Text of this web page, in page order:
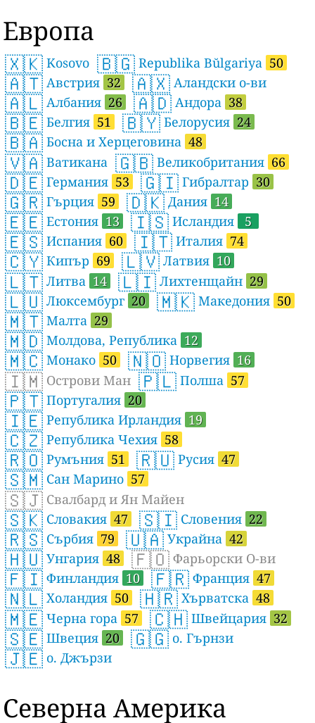
Европа
🇽🇰 Kosovo 🇧🇬 Republika Bŭlgariya 50
🇦🇹 Австрия 32 🇦🇽 Аландски о-ви
🇦🇱 Албания 26 🇦🇩 Андора 38
🇧🇪 Белгия 51 🇧🇾 Белорусия 24
🇧🇦 Босна и Херцеговина 48
🇻🇦 Ватикана 🇬🇧 Великобритания 66
🇩🇪 Германия 53 🇬🇮 Гибралтар 30
🇬🇷 Гърция 59 🇩🇰 Дания 14
🇪🇪 Естония 13 🇮🇸 Исландия 5
🇪🇸 Испания 60 🇮🇹 Италия 74
🇨🇾 Кипър 69 🇱🇻 Латвия 10
🇱🇹 Литва 14 🇱🇮 Лихтенщайн 29
🇱🇺 Люксембург 20 🇲🇰 Македония 50
🇲🇹 Малта 29
🇲🇩 Молдова, Република 12
🇲🇨 Монако 50 🇳🇴 Норвегия 16
🇮🇲 Острови Ман 🇵🇱 Полша 57
🇵🇹 Португалия 20
🇮🇪 Република Ирландия 19
🇨🇿 Република Чехия 58
🇷🇴 Румъния 51 🇷🇺 Русия 47
🇸🇲 Сан Марино 57
🇸🇯 Свалбард и Ян Майен
🇸🇰 Словакия 47 🇸🇮 Словения 22
🇷🇸 Сърбия 79 🇺🇦 Украйна 42
🇭🇺 Унгария 48 🇫🇴 Фарьорски О-ви
🇫🇮 Финландия 10 🇫🇷 Франция 47
🇳🇱 Холандия 50 🇭🇷 Хърватска 48
🇲🇪 Черна гора 57 🇨🇭 Швейцария 32
🇸🇪 Швеция 20 🇬🇬 о. Гърнзи
🇯🇪 о. Джързи
Северна Америка